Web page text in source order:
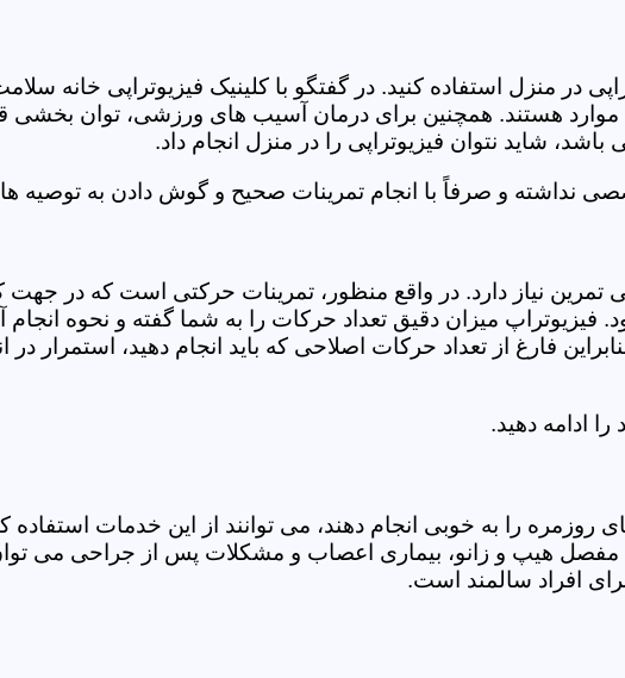
در منزل استفاده کنید. در گفتگو با کلینیک فیزیوتراپی خانه
هستند. همچنین برای درمان آسیب های ورزشی، توان بخشی
شاید نتوان فیزیوتراپی را در منزل انجام داد.
نداشته و صرفاً با انجام تمرینات صحیح و گوش دادن به توصیه
تمرین نیاز دارد. در واقع منظور، تمرینات حرکتی است که در
میزان دقیق تعداد حرکات را به شما گفته و نحوه
فارغ از تعداد حرکات اصلاحی که باید انجام دهید، استمرار در
ادامه دهید.
را به خوبی انجام دهند، می توانند از این خدمات استفاده
هیپ و زانو، بیماری اعصاب و مشکلات پس از جراحی می توان
افراد سالمند است.